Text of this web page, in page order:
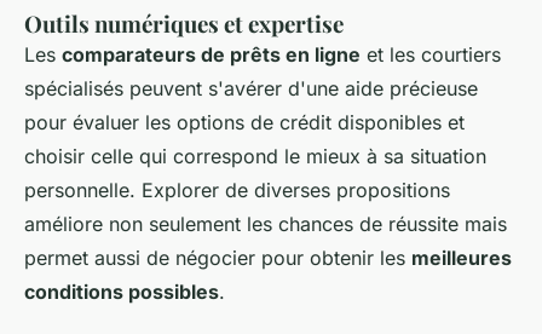
Outils numériques et expertise
Les comparateurs de prêts en ligne et les courtiers
spécialisés peuvent s'avérer d'une aide précieuse
pour évaluer les options de crédit disponibles et
choisir celle qui correspond le mieux à sa situation
personnelle. Explorer de diverses propositions
améliore non seulement les chances de réussite mais
permet aussi de négocier pour obtenir les meilleures
conditions possibles.